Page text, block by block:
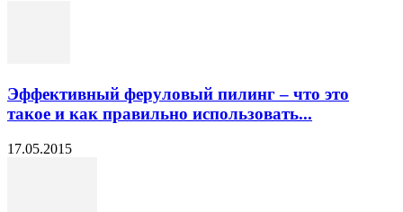
Эффективный феруловый пилинг – что это
такое и как правильно использовать...
17.05.2015